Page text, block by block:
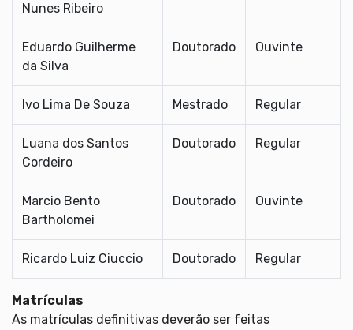
Nunes Ribeiro
Eduardo Guilherme
da Silva
Doutorado Ouvinte
Ivo Lima De Souza Mestrado Regular
Luana dos Santos
Cordeiro
Doutorado Regular
Marcio Bento
Bartholomei
Doutorado Ouvinte
Ricardo Luiz Ciuccio Doutorado Regular
Matrículas
As matrículas definitivas deverão ser feitas